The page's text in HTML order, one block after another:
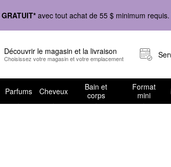
GRATUIT* avec tout achat de 55 $ minimum
Découvrir le magasin et la livraison
Choisissez votre magasin et votre emplacement
Parfums Cheveux
Bain et
corps
Format
mini